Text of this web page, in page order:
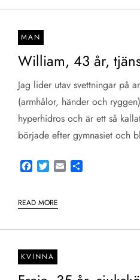
MAN
William, 43 år,
Jag lider utav svettningar på
(armhålor, händer och
hyperhidros och är ett så
började efter gymnasiet och
Facebook
TwitterEmail
READ MORE
KVINNA